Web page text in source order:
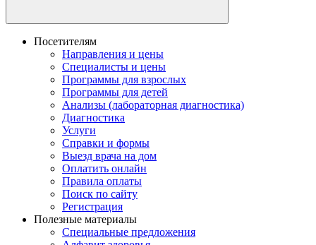
Посетителям
Направления и цены
Специалисты и цены
Программы для взрослых
Программы для детей
Анализы (лабораторная диагностика)
Диагностика
Услуги
Справки и формы
Выезд врача на дом
Оплатить онлайн
Правила оплаты
Поиск по сайту
Регистрация
Полезные материалы
Специальные предложения